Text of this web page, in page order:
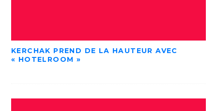
KERCHAK PREND DE LA HAUTEUR AVEC
« HOTELROOM »